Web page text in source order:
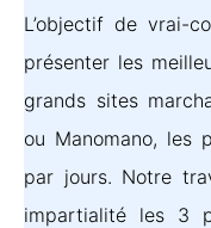
L’objectif de vrai-
présenter les
grands sites
ou Manomano, les
par jours. Notre
impartialité les 3